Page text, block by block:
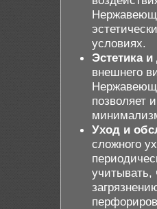
условиях.
Эстетика и
внешнего
позволяет
Уход и
сложного
учитывать,